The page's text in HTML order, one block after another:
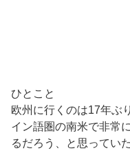
ひとこと
欧州に行くのは17年ぶ
イン語圏の南米で非常
るだろう、と思ってい